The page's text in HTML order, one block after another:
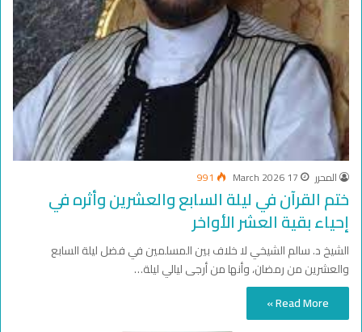
المحرر 17 March 2026
991
ختم القرآن في ليلة السابع والعشرين وأثره في
إحياء بقية العشر الأواخر
الشيخ د. سالم الشيخي لا خلاف بين المسلمين في فضل ليلة السابع
والعشرين من رمضان، وأنها من أرجى ليالي ليلة…
Read More »